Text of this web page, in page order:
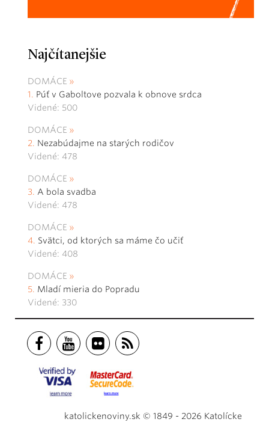
Najčítanejšie
DOMÁCE
Púť v Gaboltove pozvala k obnove srdca
Videné: 500
DOMÁCE
Nezabúdajme na starých rodičov
Videné: 478
DOMÁCE
A bola svadba
Videné: 478
DOMÁCE
Svätci, od ktorých sa máme čo učiť
Videné: 408
DOMÁCE
Mladí mieria do Popradu
Videné: 330
katolickenoviny.sk © 1849 - 2026 Katolícke